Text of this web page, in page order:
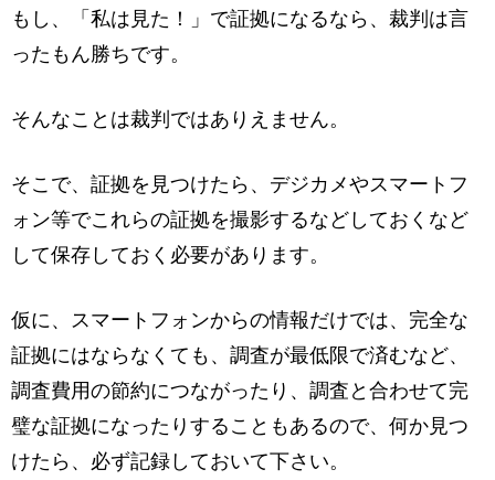
もし、「私は見た！」で証拠になるなら、裁判は言
ったもん勝ちです。
そんなことは裁判ではありえません。
そこで、証拠を見つけたら、デジカメやスマートフ
ォン等でこれらの証拠を撮影するなどしておくなど
して保存しておく必要があります。
仮に、スマートフォンからの情報だけでは、完全な
証拠にはならなくても、調査が最低限で済むなど、
調査費用の節約につながったり、調査と合わせて完
璧な証拠になったりすることもあるので、何か見つ
けたら、必ず記録しておいて下さい。